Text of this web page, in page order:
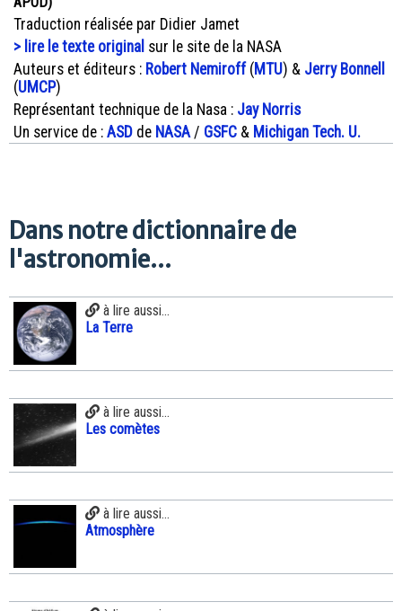
Traduction réalisée par Didier Jamet
> lire le texte original sur le site de la NASA
Auteurs et éditeurs : Robert Nemiroff(MTU) & Jerry Bonnell
(UMCP)
Représentant technique de la Nasa : Jay Norris
Un service de : ASD de NASA / GSFC & Michigan Tech. U.
Dans notre dictionnaire de
l'astronomie...
à lire aussi...
La Terre
à lire aussi...
Les comètes
à lire aussi...
Atmosphère